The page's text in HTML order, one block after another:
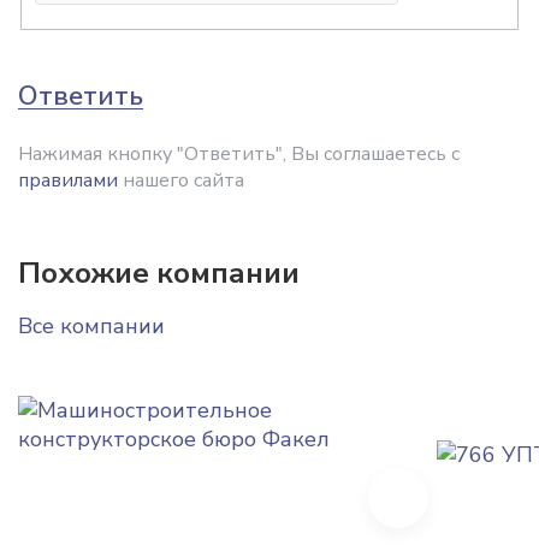
Ответить
Нажимая кнопку "Ответить", Вы соглашаетесь с
правилами нашего сайта
Похожие компании
Все компании